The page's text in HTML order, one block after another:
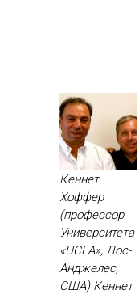
Кеннет
Хоффер
(профессор
Университета
«UCLA», Лос-
Анджелес,
США) Кен­нет